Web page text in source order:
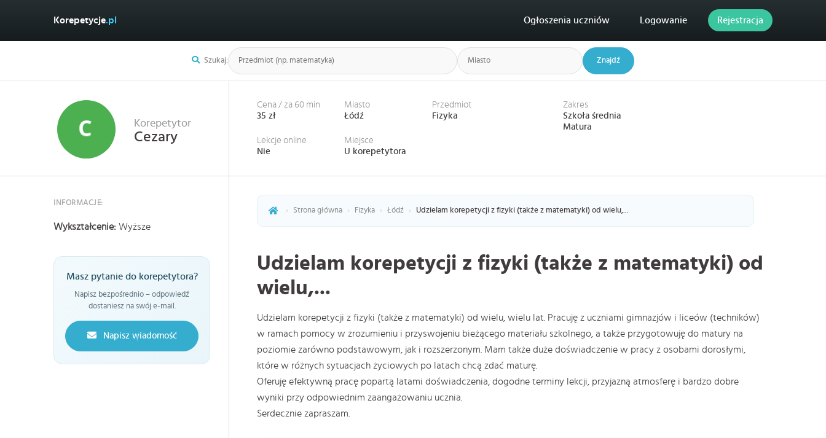
Korepetycje.pl Ogłoszenia uczniów Logowanie Rejestracja
Szukaj: Znajdź
Korepetytor
Cezary
INFORMACJE:
Wykształcenie: Wyższe
Masz pytanie do korepetytora?
Napisz bezpośrednio – odpowiedź
dostaniesz na swój e-mail.
Napisz wiadomość
Cena / za 60 min
35 zł
Lekcje online
Nie
Miasto
Łódź
Miejsce
U korepetytora
Przedmiot
Fizyka
Zakres
Szkoła średnia
Matura
› Strona główna › Fizyka › Łódź › Udzielam korepetycji z fizyki (także z matematyki) od wielu,...
Udzielam korepetycji z fizyki (także z matematyki) od
wielu,...
Udzielam korepetycji z fizyki (także z matematyki) od wielu, wielu lat. Pracuję z uczniami gimnazjów i liceów (techników)
w ramach pomocy w zrozumieniu i przyswojeniu bieżącego materiału szkolnego, a także przygotowuję do matury na
poziomie zarówno podstawowym, jak i rozszerzonym. Mam także duże doświadczenie w pracy z osobami dorosłymi,
które w różnych sytuacjach życiowych po latach chcą zdać maturę.
Oferuję efektywną pracę popartą latami doświadczenia, dogodne terminy lekcji, przyjazną atmosferę i bardzo dobre
wyniki przy odpowiednim zaangażowaniu ucznia.
Serdecznie zapraszam.